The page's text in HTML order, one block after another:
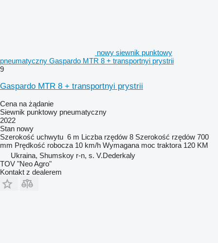
nowy siewnik punktowy
pneumatyczny Gaspardo MTR 8 + transportnyi prystrii
9
Gaspardo MTR 8 + transportnyi prystrii
Cena na żądanie
Siewnik punktowy pneumatyczny
2022
Stan nowy
Szerokość uchwytu 6 m Liczba rzędów 8 Szerokość rzędów 700
mm Prędkość robocza 10 km/h Wymagana moc traktora 120 KM
Ukraina, Shumskoy r-n, s. V.Dederkaly
TOV "Neo Agro"
Kontakt z dealerem